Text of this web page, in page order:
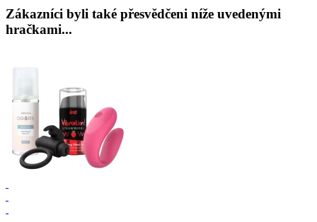
Zákazníci byli také přesvědčeni níže uvedenými
hračkami...